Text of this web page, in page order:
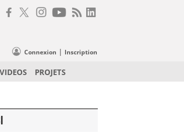
Connexion | Inscription
VIDEOS PROJETS